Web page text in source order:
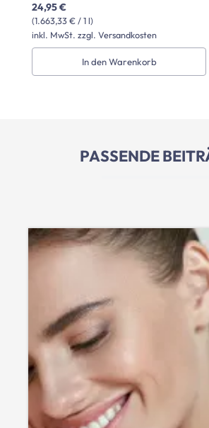
(1.663,33 € / 1 l)
24,95 €
inkl. MwSt. zzgl. Versandkosten
In den Warenkorb
PASSENDE